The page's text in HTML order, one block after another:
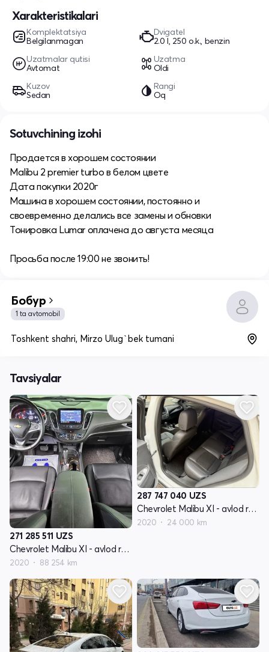
Xarakteristikalari
Komplektatsiya
Belgilanmagan
Dvigatel
2.0 l, 250 o.k., benzin
Uzatmalar qutisi
Avtomat
Uzatma
Oldi
Kuzov
Sedan
Rangi
Oq
Sotuvchining izohi
Продается в хорошем состоянии
Malibu 2 premier turbo в белом цвете
Дата покупки 2020г
Машина в хорошем состоянии, постоянно и
своевременно делались все замены и обновки
Тонировка Lumar оплачена до августа месяца
Просьба после 19:00 не звонить!
Бобур
1 ta avtomobil
Toshkent shahri, Mirzo Ulug`bek tumani
Tavsiyalar
271 285 511 UZS
Chevrolet Malibu XI - avlod restyling
2020 88 254 km
287 747 040 UZS
Chevrolet Malibu XI - avlod restyling
2020 24 000 km